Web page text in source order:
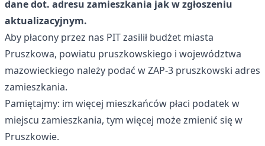
dane dot. adresu zamieszkania jak w zgłoszeniu
aktualizacyjnym.
Aby płacony przez nas PIT zasilił budżet miasta
Pruszkowa, powiatu pruszkowskiego i województwa
mazowieckiego należy podać w ZAP-3 pruszkowski adres
zamieszkania.
Pamiętajmy: im więcej mieszkańców płaci podatek w
miejscu zamieszkania, tym więcej może zmienić się w
Pruszkowie.